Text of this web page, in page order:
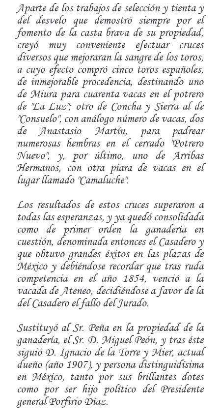
Aparte de los trabajos de selección y tienta y
del desvelo que demostró siempre por el
fomento de la casta brava de su propiedad,
creyó muy conveniente efectuar cruces
diversos que mejoraran la sangre de los toros,
a cuyo efecto compró cinco toros españoles,
de inmejorable procedencia, destinando uno
de Miura para cuarenta vacas en el potrero
de "La Luz"; otro de Concha y Sierra al de
"Consuelo", con análogo número de vacas, dos
de Anastasio Martín, para padrear
numerosas hembras en el cerrado "Potrero
Nuevo", y, por último, uno de Arribas
Hermanos, con otra piara de vacas en el
lugar llamado "Camaluche".
Los resultados de estos cruces superaron a
todas las esperanzas, y ya quedó consolidada
como de primer orden la ganadería en
cuestión, denominada entonces el Casadero y
que obtuvo grandes éxitos en las plazas de
México y debiéndose recordar que tras ruda
competencia en el año 1854, venció a la
vacada de Ateneo, decidiéndose a favor de la
del Casadero el fallo del Jurado.
Sustituyó al Sr. Peña en la propiedad de la
ganadería, el Sr. D. Miguel Peón, y tras éste
siguió D. Ignacio de la Torre y Mier, actual
dueño (año 1907), y persona distinguidísima
en México, tanto por sus brillantes dotes
como por ser hijo político del Presidente
general Porfirio Díaz.